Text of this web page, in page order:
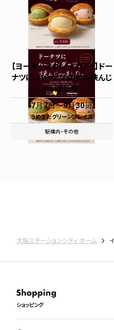
【ヨーキーズクレープリー】ドー
ナツに、ハーゲンダッツ、挟んじ
ゃいました。
7月7日 9月30日
うめきたグリーンプレイス
大阪ステーションシティ ホーム
ショッピング